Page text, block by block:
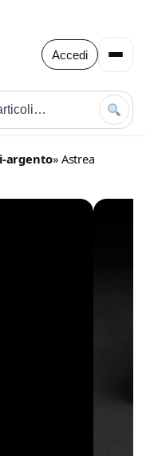
Accedi
argento» Astrea